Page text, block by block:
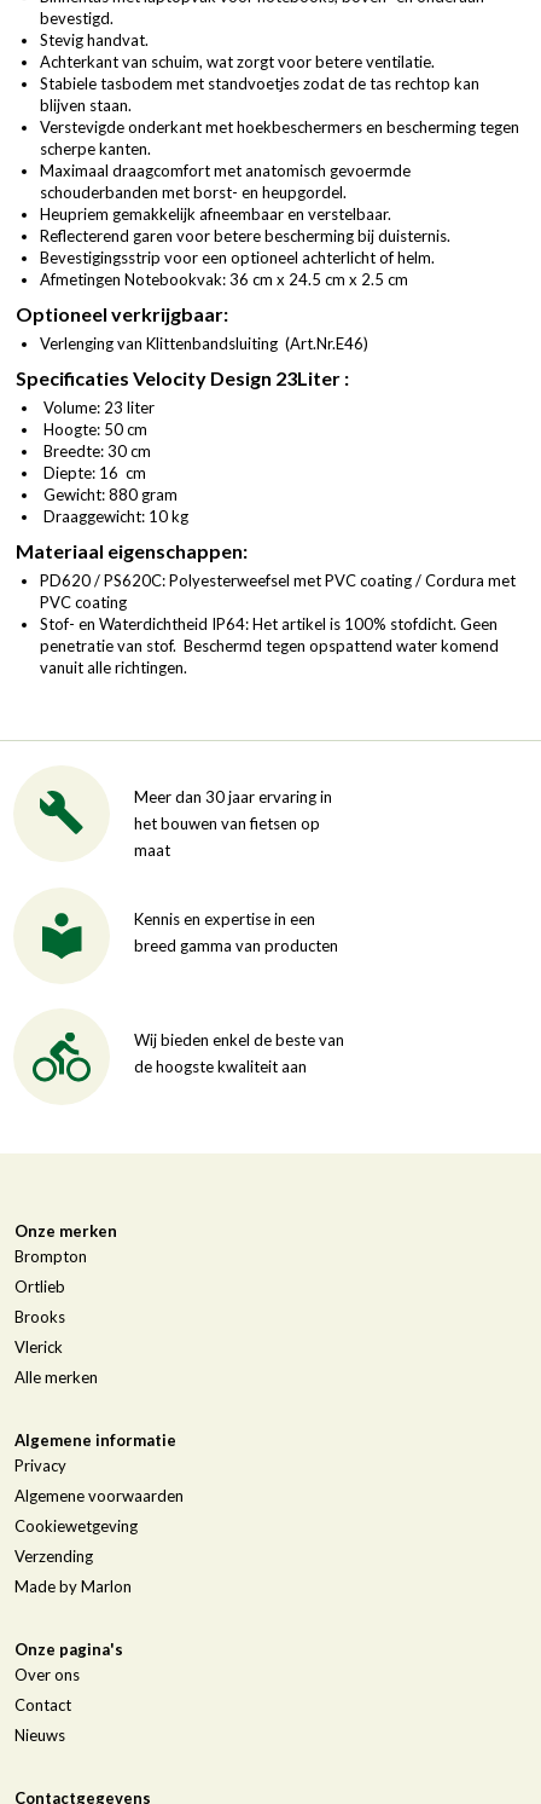
bevestigd.
Stevig handvat.
Achterkant van schuim, wat zorgt voor betere ventilatie.
Stabiele tasbodem met standvoetjes zodat de tas rechtop kan
blijven staan.
Verstevigde onderkant met hoekbeschermers en bescherming tegen
scherpe kanten.
Maximaal draagcomfort met anatomisch gevoermde
schouderbanden met borst- en heupgordel.
Heupriem gemakkelijk afneembaar en verstelbaar.
Reflecterend garen voor betere bescherming bij duisternis.
Bevestigingsstrip voor een optioneel achterlicht of helm.
Afmetingen Notebookvak: 36 cm x 24.5 cm x 2.5 cm
Optioneel verkrijgbaar:
Verlenging van Klittenbandsluiting (Art.Nr.E46)
Specificaties Velocity Design 23Liter :
Volume: 23 liter
Hoogte: 50 cm
Breedte: 30 cm
Diepte: 16 cm
Gewicht: 880 gram
Draaggewicht: 10 kg
Materiaal eigenschappen:
PD620 / PS620C: Polyesterweefsel met PVC coating / Cordura met
PVC coating
Stof- en Waterdichtheid IP64: Het artikel is 100% stofdicht. Geen
penetratie van stof. Beschermd tegen opspattend water komend
vanuit alle richtingen.
Meer dan 30 jaar ervaring in
het bouwen van fietsen op
maat
Kennis en expertise in een
breed gamma van producten
Wij bieden enkel de beste van
de hoogste kwaliteit aan
Onze merken
Brompton
Ortlieb
Brooks
Vlerick
Alle merken
Algemene informatie
Privacy
Algemene voorwaarden
Cookiewetgeving
Verzending
Made by Marlon
Onze pagina's
Over ons
Contact
Nieuws
Contactgegevens